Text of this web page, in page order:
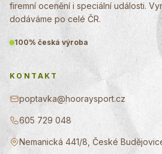
firemní ocenění i speciální události.
dodáváme po celé ČR.
100% česká výroba
KONTAKT
poptavka@hooraysport.cz
605 729 048
Nemanická 441/8, České